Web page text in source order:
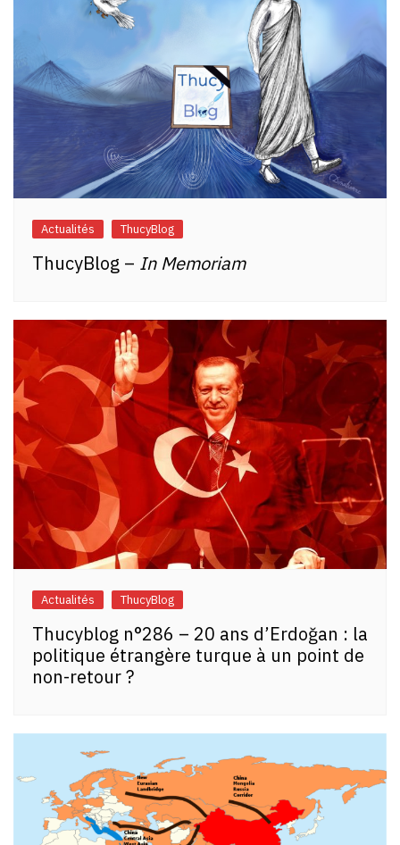
Actualités ThucyBlog
ThucyBlog – In Memoriam
Actualités ThucyBlog
Thucyblog n°286 – 20 ans d’Erdoğan : la
politique étrangère turque à un point de
non-retour ?